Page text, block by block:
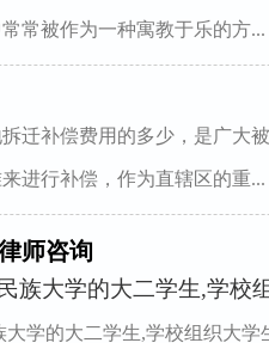
常被作为一种寓教于乐的方...
迁补偿费用的多少，是广大
进行补偿，作为直辖区的重...
师咨询
族大学的大二学生,学校
学的大二学生,学校组织大